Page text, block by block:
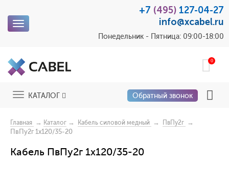
Toggle
+7 (495) 127-04-27
info@xcabel.ru
Понедельник - Пятница: 09:00-18:00
0
ToggleКАТАЛОГ Обратный звонок
Главная → Каталог → Кабель силовой медный → ПвПу2г →
ПвПу2г 1x120/35-20
Кабель ПвПу2г 1x120/35-20